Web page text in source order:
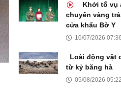
Khởi tố vụ
chuyển vàng
cửa khẩu Bờ Y
10/07/2026 07:36
Loài động vật
từ kỷ băng hà
05/08/2026 05:22